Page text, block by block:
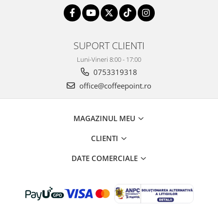
SUPORT CLIENTI
Luni-Vineri 8:00 - 17:00
0753319318
office@coffeepoint.ro
MAGAZINUL MEU
CLIENTI
DATE COMERCIALE